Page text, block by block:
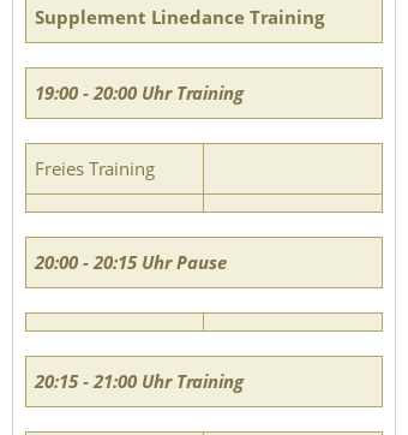
Supplement Linedance Training
19:00 - 20:00 Uhr Training
Freies Training
20:00 - 20:15 Uhr Pause
20:15 - 21:00 Uhr Training